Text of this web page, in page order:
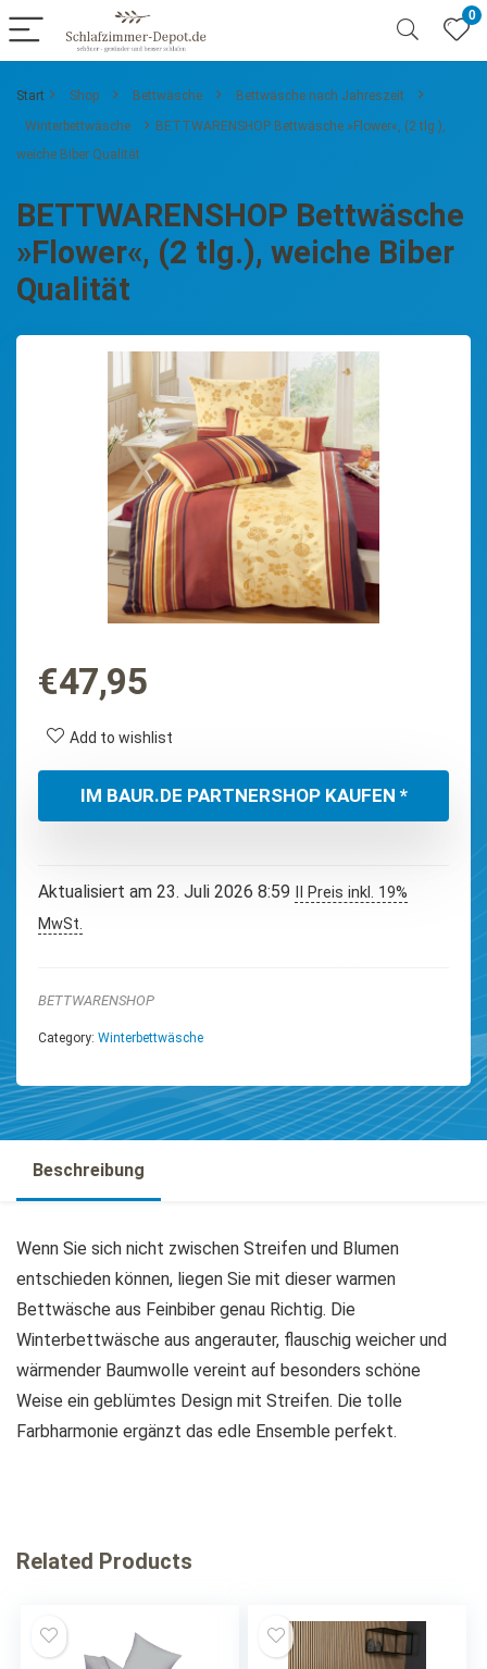
0
Start Shop Bettwäsche
Bettwäsche nach Jahreszeit
Winterbettwäsche
BETTWARENSHOP Bettwäsche »Flower«, (2 tlg.),
weiche Biber Qualität
BETTWARENSHOP Bettwäsche
»Flower«, (2 tlg.), weiche Biber
Qualität
€47,95
Add to wishlist
IM BAUR.DE PARTNERSHOP KAUFEN *
Aktualisiert am 23. Juli 2026 8:59
II Preis inkl. 19%
MwSt.
BETTWARENSHOP
Category: Winterbettwäsche
Beschreibung
Wenn Sie sich nicht zwischen Streifen und Blumen
entschieden können, liegen Sie mit dieser warmen
Bettwäsche aus Feinbiber genau Richtig. Die
Winterbettwäsche aus angerauter, flauschig weicher und
wärmender Baumwolle vereint auf besonders schöne
Weise ein geblümtes Design mit Streifen. Die tolle
Farbharmonie ergänzt das edle Ensemble perfekt.
Related Products